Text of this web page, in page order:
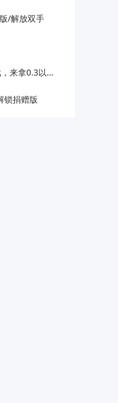
/解放双手
0.3以上红包
锁捐赠版